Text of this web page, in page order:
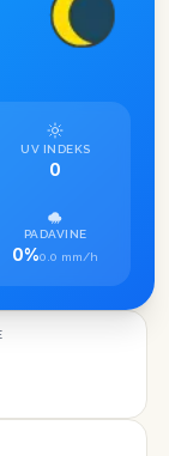
UV INDEKS
0
PADAVINE
0%0.0 mm/h